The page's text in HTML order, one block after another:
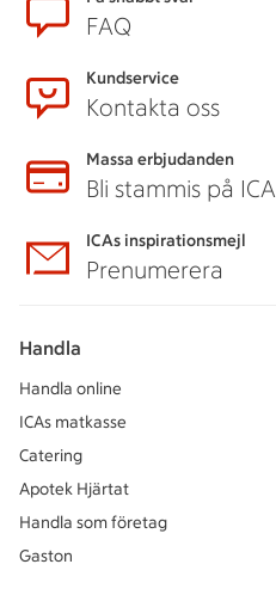
FAQ
Kundservice
Kontakta oss
Massa erbjudanden
Bli stammis på ICA
ICAs inspirationsmejl
Prenumerera
Handla
Handla online
ICAs matkasse
Catering
Apotek Hjärtat
Handla som företag
Gaston